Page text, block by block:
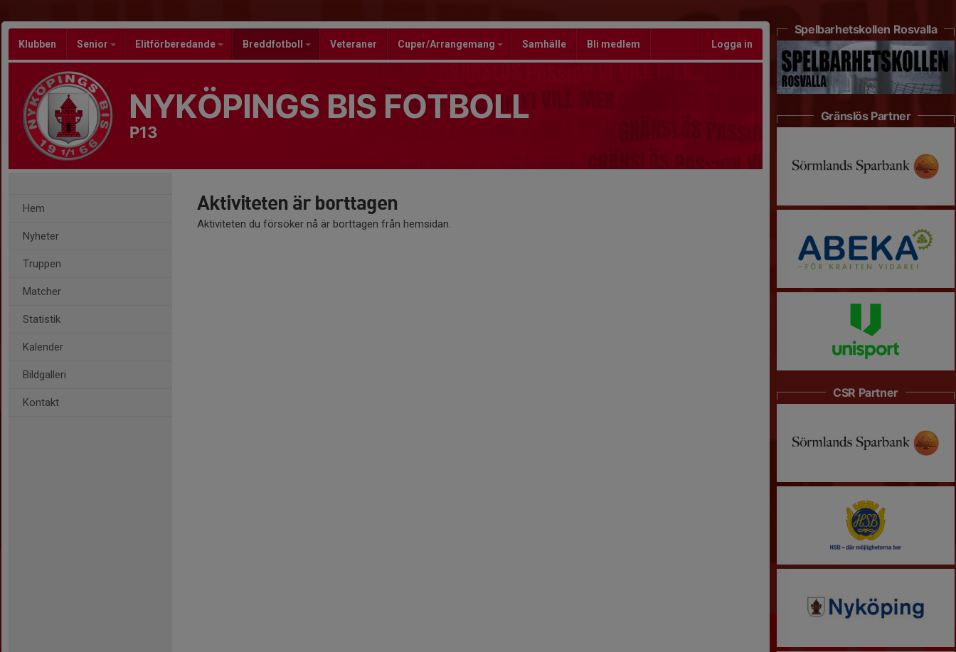
Klubben Senior Elitförberedande Breddfotboll Veteraner Cuper/Arrangemang Samhälle Bli medlem Logga in
NYKÖPINGS BIS FOTBOLL
P13
Hem
Nyheter
Truppen
Matcher
Statistik
Kalender
Bildgalleri
Kontakt
Aktiviteten är borttagen
Aktiviteten du försöker nå är borttagen från hemsidan.
Spelbarhetskollen Rosvalla
Gränslös Partner
CSR Partner